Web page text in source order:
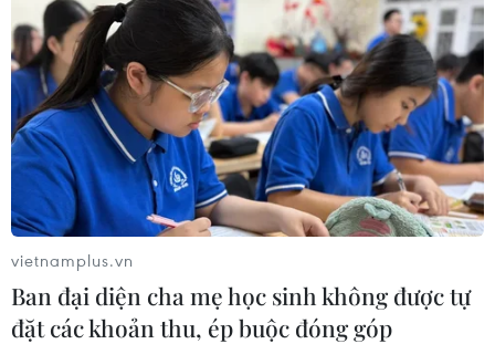
vietnamplus.vn
Ban đại diện cha mẹ học sinh không được tự
đặt các khoản thu, ép buộc đóng góp